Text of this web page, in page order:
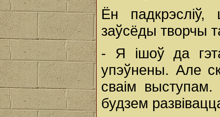
Ён
заўсёды творчы
- Я ішоў да
упэўнены. Але
сваім
будзем